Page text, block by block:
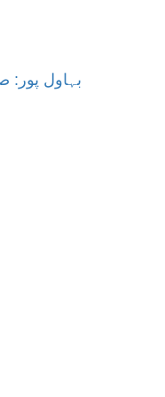
بہاول پور: